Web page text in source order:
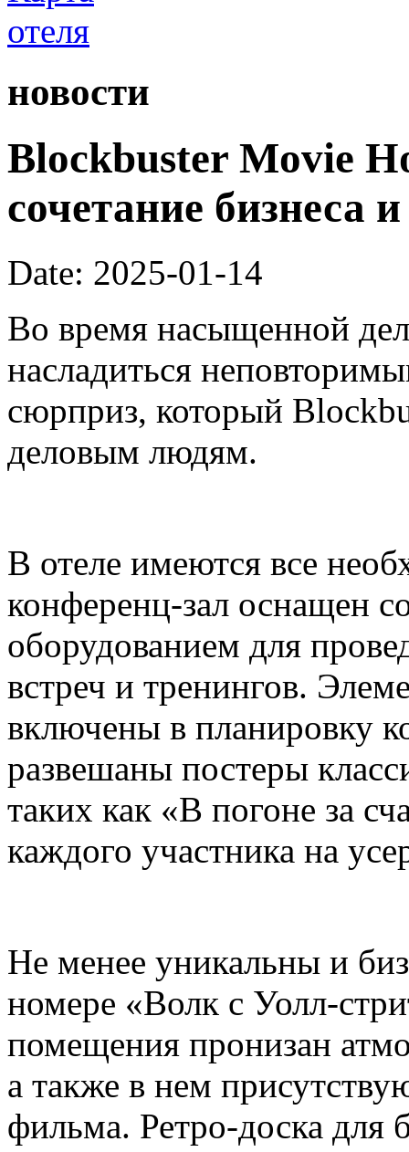
новости
Blockbuster Movie
сочетание бизнеса
Date: 2025-01-14
Во время насыщенной
насладиться
сюрприз, который
деловым людям.
В отеле имеются все
конференц-зал оснащен
оборудованием для
встреч и тренингов.
включены в планировку
развешаны постеры
таких как «В погоне за
каждого участника на
Не менее уникальны и
номере «Волк с Уолл-
помещения пронизан
а также в нем
фильма. Ретро-доска для